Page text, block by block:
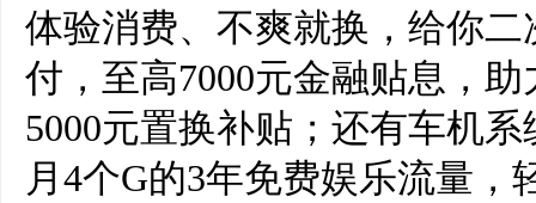
体验消费、不爽就换，给你
付，至高7000元金融贴息，
5000元置换补贴；还有车机
月4个G的3年免费娱乐流量，